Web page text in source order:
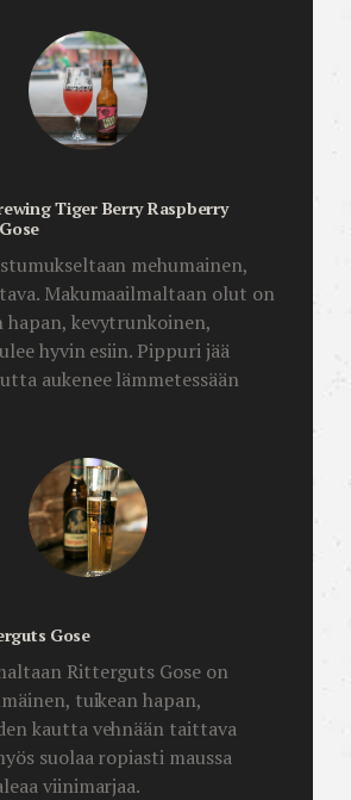
Tiger Berry Raspberry
mehumainen,
Makumaailmaltaan olut on
hapan, kevytrunkoinen,
hyvin esiin. Pippuri jää
aukenee lämmetessään
Gose
Ritterguts Gose on
tuikean hapan,
kautta vehnään taittava
suolaa ropiasti maussa
viinimarjaa.